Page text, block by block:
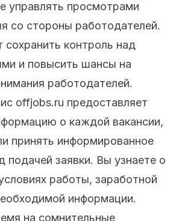
управлять просмотрами
со стороны работодателей.
сохранить контроль над
и повысить шансы на
работодателей.
offjobs.ru предоставляет
о каждой вакансии,
принять информированное
подачей заявки. Вы узнаете о
работы, заработной
информации.
на сомнительные